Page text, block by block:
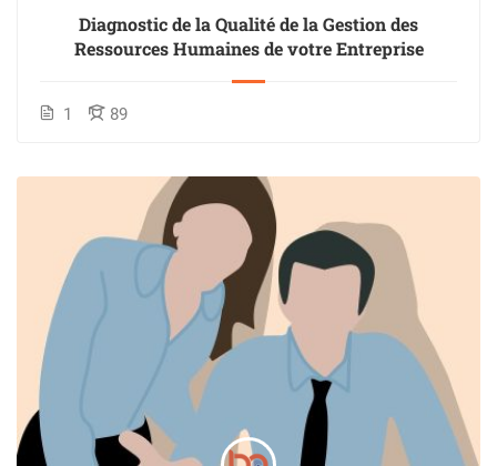
Diagnostic de la Qualité de la Gestion des
Ressources Humaines de votre Entreprise
1 89